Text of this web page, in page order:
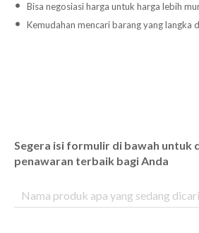
Bisa negosiasi harga untuk harga lebih
Kemudahan mencari barang yang langka
Segera isi formulir di bawah untuk
penawaran terbaik bagi Anda